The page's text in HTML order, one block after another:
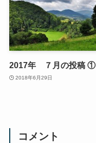
2017年 ７月の投稿 ①
2018年6月29日
コメント